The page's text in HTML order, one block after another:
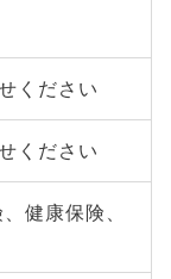
ください
ください
健康保険、